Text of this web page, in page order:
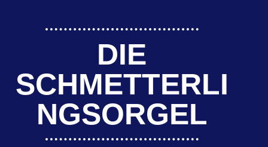
DIE
SCHMETTERLI
NGSORGEL